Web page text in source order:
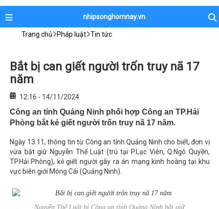
nhipsonghomnay.vn
Trang chủ Pháp luật Tin tức
Bắt bị can giết người trốn truy nã 17
năm
12:16 - 14/11/2024
Công an tỉnh Quảng Ninh phối hợp Công an TP.Hải
Phòng bắt kẻ giết người trốn truy nã 17 năm.
Ngày 13.11, thông tin từ Công an tỉnh Quảng Ninh cho biết, đơn vị
vừa bắt giữ Nguyễn Thế Luật (trú tại P.Lạc Viên, Q.Ngô Quyền,
TP.Hải Phòng), kẻ giết người gây ra án mạng kinh hoàng tại khu
vực biên giới Móng Cái (Quảng Ninh).
Nguyễn Thế Luật bị Công an tỉnh Quảng Ninh bắt giữ